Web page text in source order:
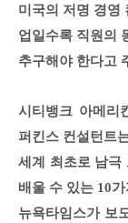
미국의 저명 경영
업일수록 직원의
추구해야 한다고
시티뱅크 아메리
퍼킨스 컨설턴트
세계 최초로 남극
배울 수 있는 10
뉴욕타임스가 보